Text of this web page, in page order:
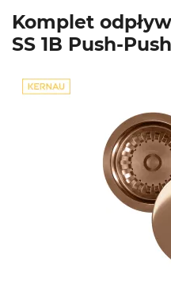
Komplet
SS 1B Push-